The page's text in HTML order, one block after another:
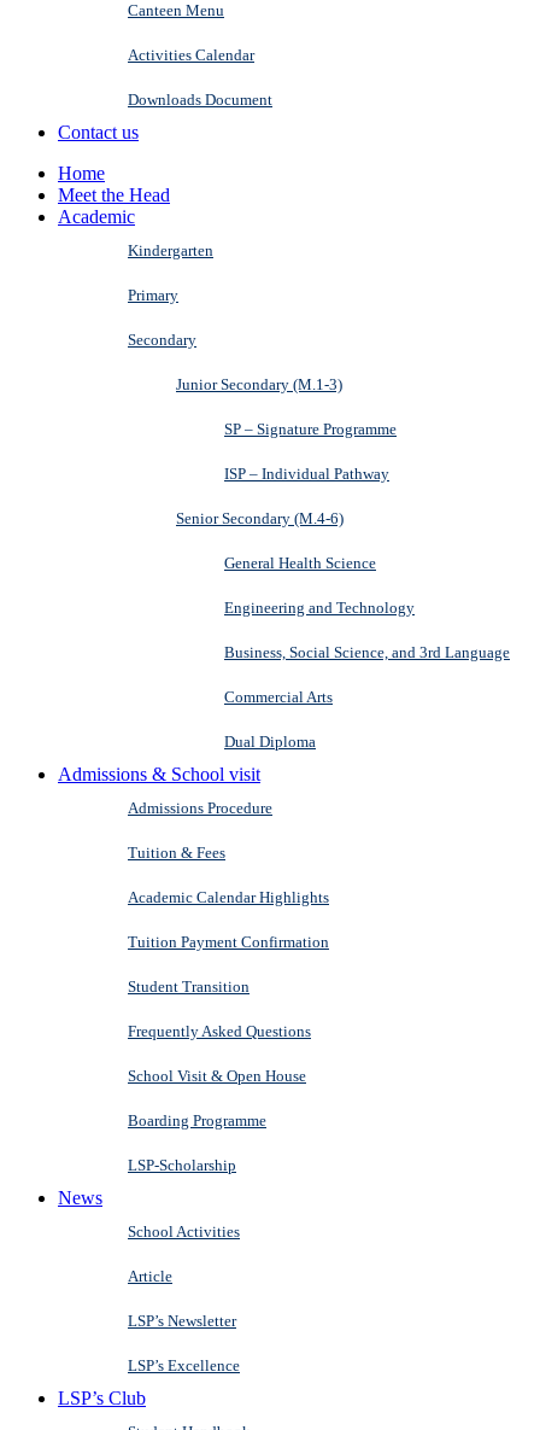
Canteen Menu
Activities Calendar
Downloads Document
Contact us
Home
Meet the Head
Academic
Kindergarten
Primary
Secondary
Junior Secondary (M.1-3)
SP – Signature Programme
ISP – Individual Pathway
Senior Secondary (M.4-6)
General Health Science
Engineering and Technology
Business, Social Science, and 3rd Language
Commercial Arts
Dual Diploma
Admissions & School visit
Admissions Procedure
Tuition & Fees
Academic Calendar Highlights
Tuition Payment Confirmation
Student Transition
Frequently Asked Questions
School Visit & Open House
Boarding Programme
LSP-Scholarship
News
School Activities
Article
LSP’s Newsletter
LSP’s Excellence
LSP’s Club